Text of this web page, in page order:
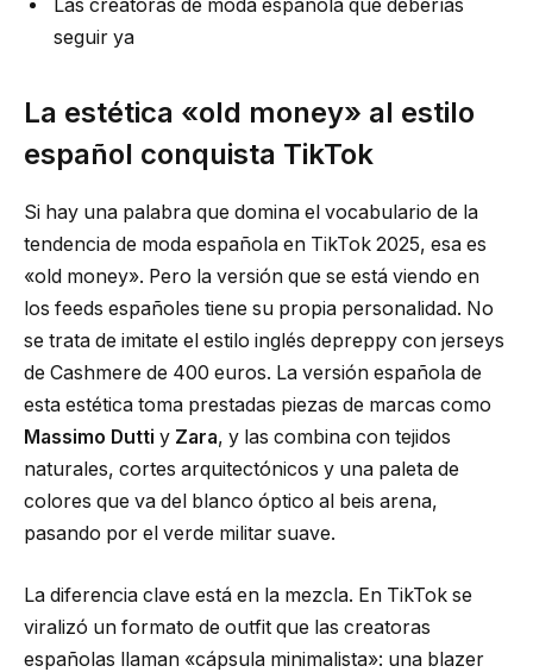
Las creatoras de moda española que deberías
seguir ya
La estética «old money» al estilo
español conquista TikTok
Si hay una palabra que domina el vocabulario de la
tendencia de moda española en TikTok 2025, esa es
«old money». Pero la versión que se está viendo en
los feeds españoles tiene su propia personalidad. No
se trata de imitate el estilo inglés depreppy con jerseys
de Cashmere de 400 euros. La versión española de
esta estética toma prestadas piezas de marcas como
Massimo Dutti y Zara, y las combina con tejidos
naturales, cortes arquitectónicos y una paleta de
colores que va del blanco óptico al beis arena,
pasando por el verde militar suave.
La diferencia clave está en la mezcla. En TikTok se
viralizó un formato de outfit que las creatoras
españolas llaman «cápsula minimalista»: una blazer